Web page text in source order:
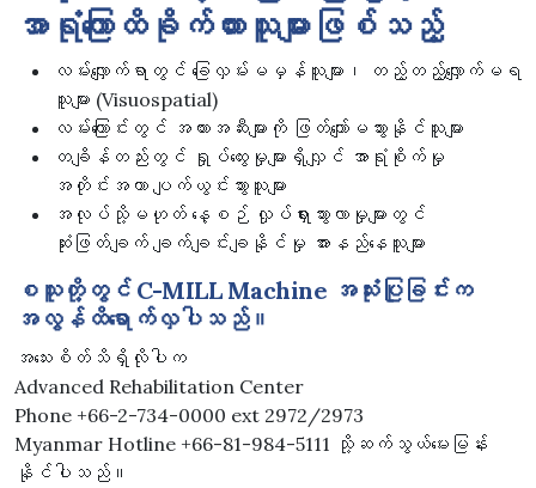
အာရုံကြောထိခိုက်ထားသူများဖြစ်သည့်
လမ်းလျှောက်ရာတွင် ခြေလှမ်းမမှန်သူများ၊ တည့်တည့်လျှောက်မရ
သူများ (Visuospatial)
လမ်းကြောင်းတွင် အတားအဆီးများကို ဖြတ်ကျော်မသွားနိုင်သူများ
တချိန်တည်းတွင် ရှုပ်ထွေးမှုများရှိလျှင် အာရုံစိုက်မှု
အတိုင်းအတာ ပျက်ယွင်းသွားသူများ
အလုပ်သို့မဟုတ် နေ့စဉ် လှုပ်ရှားသွားလာမှုများတွင်
ဆုံးဖြတ်ချက် ချက်ချင်းချနိုင်မှု အားနည်နေသူများ
စသူတို့တွင် C-MILL Machine အသုံးပြုခြင်းက
အလွန်ထိရောက်လှပါသည်။
အသေးစိတ်သိရှိလိုပါက
Advanced Rehabilitation Center
Phone +66-2-734-0000 ext 2972/2973
Myanmar Hotline +66-81-984-5111 သို့ဆက်သွယ်မေးမြန်း
နိုင်ပါသည်။